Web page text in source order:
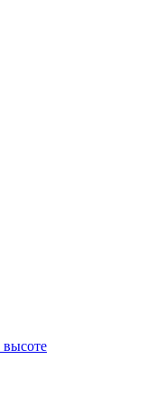
высоте